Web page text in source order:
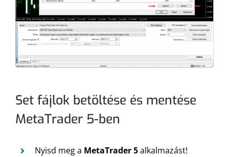
Set fájlok betöltése és mentése
MetaTrader 5-ben
Nyisd meg a MetaTrader 5alkalmazást!